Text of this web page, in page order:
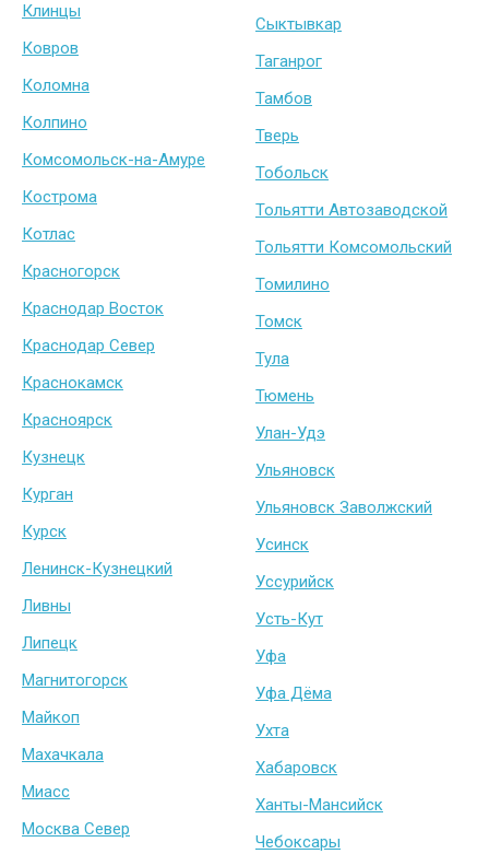
Клинцы
Ковров
Коломна
Колпино
Комсомольск-на-Амуре
Кострома
Котлас
Красногорск
Краснодар Восток
Краснодар Север
Краснокамск
Красноярск
Кузнецк
Курган
Курск
Ленинск-Кузнецкий
Ливны
Липецк
Магнитогорск
Майкоп
Махачкала
Миасс
Москва Север
Сыктывкар
Таганрог
Тамбов
Тверь
Тобольск
Тольятти Автозаводской
Тольятти Комсомольский
Томилино
Томск
Тула
Тюмень
Улан-Удэ
Ульяновск
Ульяновск Заволжский
Усинск
Уссурийск
Усть-Кут
Уфа
Уфа Дёма
Ухта
Хабаровск
Ханты-Мансийск
Чебоксары